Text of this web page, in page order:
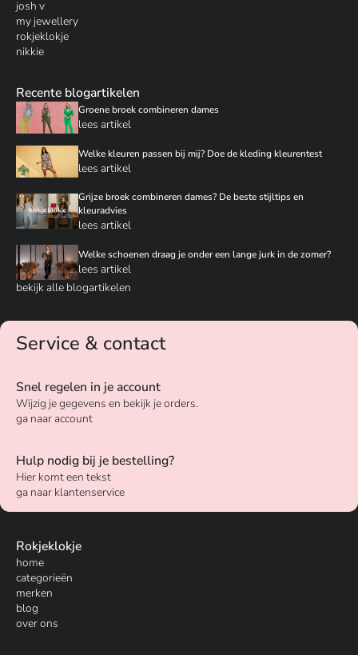
josh v
my jewellery
rokjeklokje
nikkie
Recente blogartikelen
Groene broek combineren dames
lees artikel
Welke kleuren passen bij mij? Doe de kleding kleurentest
lees artikel
Grijze broek combineren dames? De beste stijltips en
kleuradvies
lees artikel
Welke schoenen draag je onder een lange jurk in de zomer?
lees artikel
bekijk alle blogartikelen
Service & contact
Snel regelen in je account
Wijzig je gegevens en bekijk je orders.
ga naar account
Hulp nodig bij je bestelling?
Hier komt een tekst
ga naar klantenservice
Rokjeklokje
home
categorieën
merken
blog
over ons